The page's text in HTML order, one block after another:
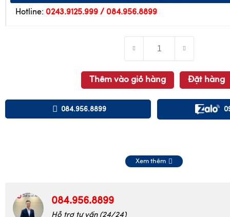
Hotline: 0243.9125.999 / 084.956.8899
Thêm vào giỏ hàng Đặt hàng
084.956.8899
Xem thêm
084.956.8899
Hỗ trợ tư vấn (24/24)